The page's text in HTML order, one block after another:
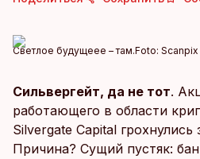
Светлое будущеее – там.Foto: Scanpix
Сильвергейт, да не тот.
работающего в области
Silvergate Capital грохнулись
Причина? Сущий пустяк: